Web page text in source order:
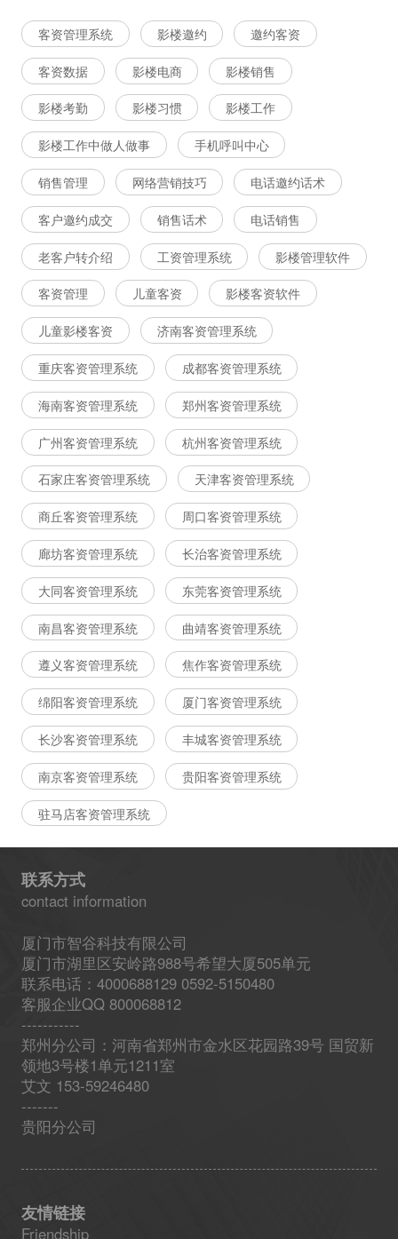
客资管理系统 影楼邀约 邀约客资
客资数据 影楼电商 影楼销售
影楼考勤 影楼习惯 影楼工作
影楼工作中做人做事 手机呼叫中心
销售管理 网络营销技巧 电话邀约话术
客户邀约成交 销售话术 电话销售
老客户转介绍 工资管理系统 影楼管理软件
客资管理 儿童客资 影楼客资软件
儿童影楼客资 济南客资管理系统
重庆客资管理系统 成都客资管理系统
海南客资管理系统 郑州客资管理系统
广州客资管理系统 杭州客资管理系统
石家庄客资管理系统 天津客资管理系统
商丘客资管理系统 周口客资管理系统
廊坊客资管理系统 长治客资管理系统
大同客资管理系统 东莞客资管理系统
南昌客资管理系统 曲靖客资管理系统
遵义客资管理系统 焦作客资管理系统
绵阳客资管理系统 厦门客资管理系统
长沙客资管理系统 丰城客资管理系统
南京客资管理系统 贵阳客资管理系统
驻马店客资管理系统
联系方式
contact information
厦门市智谷科技有限公司
厦门市湖里区安岭路988号希望大厦505单元
联系电话：4000688129 0592-5150480
客服企业QQ 800068812
-----------
郑州分公司：河南省郑州市金水区花园路39号 国贸新
领地3号楼1单元1211室
艾文 153-59246480
-------
贵阳分公司
友情链接
Friendship